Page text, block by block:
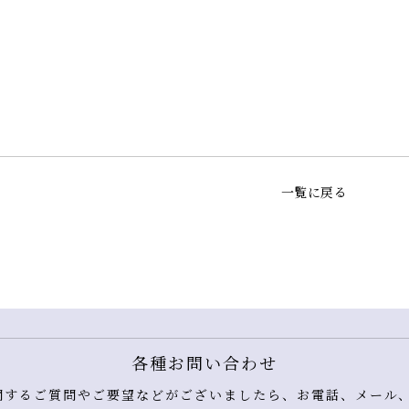
一覧に戻る
各種お問い合わせ
るご質問やご要望などがございましたら、お電話、メール